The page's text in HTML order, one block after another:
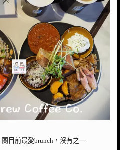
蘭目前最愛brunch，沒有之一